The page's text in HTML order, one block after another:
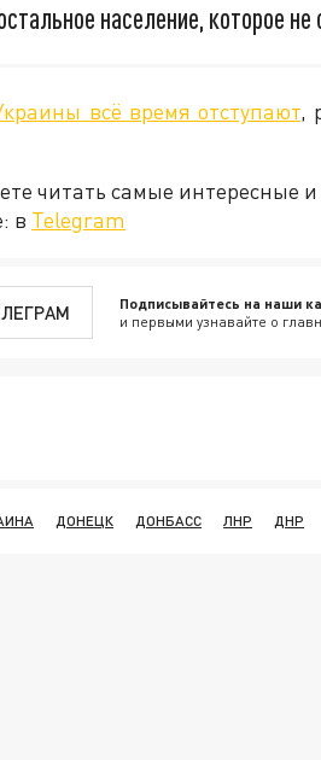
население, которое не
всё время отступают,
читать самые интересные
в Telegram
Подписывайтесь на наши
и первыми узнавайте о
ДОНЕЦК ДОНБАСС ЛНР ДНР